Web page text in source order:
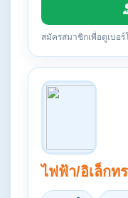
สมัครสมาชิกเพื่อดูเบอร์
ไฟฟ้า/อิเล็กท